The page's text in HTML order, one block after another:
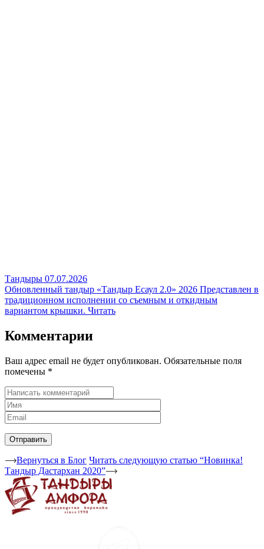
Тандыры 07.07.2026
Обновленный тандыр «Тандыр Есаул 2.0» 2026 Представлен в
традиционном исполнении со съемным и откидным
вариантом крышки. Читать
Комментарии
Ваш адрес email не будет опубликован. Обязательные поля
помечены *
Вернуться в Блог Читать следующую статью “Новинка!
Тандыр Дастархан 2020”